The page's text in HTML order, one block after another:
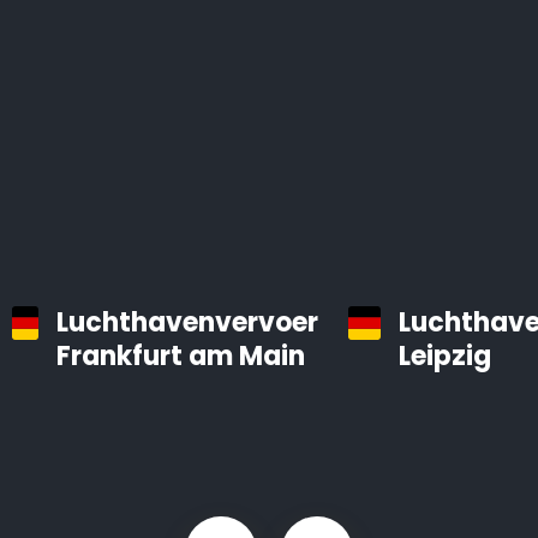
Luchthavenvervoer
Frankfurt am Main
Leipzig